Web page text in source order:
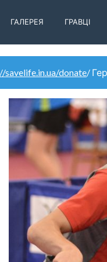
ГАЛЕРЕЯ ГРАВЦІ
savelife.in.ua/donate/